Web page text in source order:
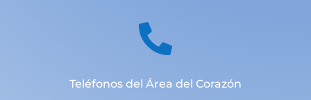

Teléfonos del Área del Corazón